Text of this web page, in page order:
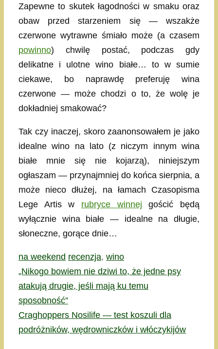
Zapewne to skutek łagodności w smaku oraz
obaw przed starzeniem się — wszakże
czerwone wytrawne śmiało może (a czasem
powinno) chwilę postać, podczas gdy
delikatne i ulotne wino białe… to w sumie
ciekawe, bo naprawdę preferuję wina
czerwone — może chodzi o to, że wolę je
dokładniej smakować?
Tak czy inaczej, skoro zaanonsowałem je jako
idealne wino na lato (z niczym innym wina
białe mnie się nie kojarzą), niniejszym
ogłaszam — przynajmniej do końca sierpnia, a
może nieco dłużej, na łamach Czasopisma
Lege Artis w rubryce winnej gościć będą
wyłącznie wina białe — idealne na długie,
słoneczne, gorące dnie…
Kategorie
na weekend Tagi
recenzja, wino
„Nikogo bowiem nie dziwi to, że jedne psy
atakują drugie, jeśli mają ku temu
sposobność”
Craghoppers Nosilife — test koszuli dla
podróżników, wędrowniczków i włóczykijów